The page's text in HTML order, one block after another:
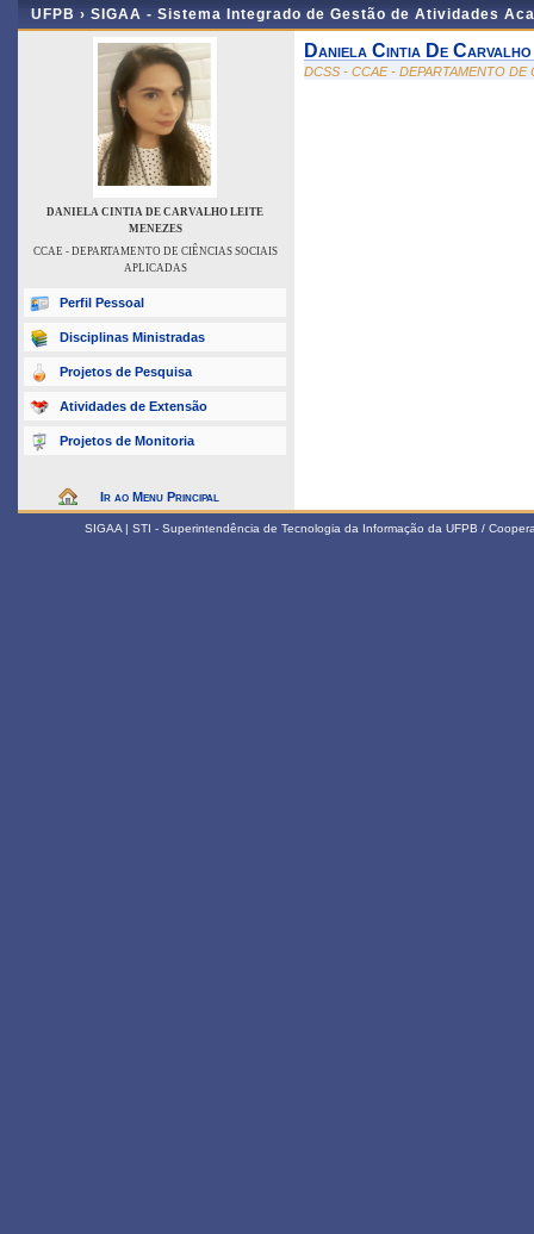
UFPB › SIGAA - Sistema Integrado de Gestão de Atividades
DANIELA CINTIA DE CARVALHO LEITE
MENEZES
CCAE - DEPARTAMENTO DE CIÊNCIAS SOCIAIS
APLICADAS
Perfil Pessoal
Disciplinas Ministradas
Projetos de Pesquisa
Atividades de Extensão
Projetos de Monitoria
Ir ao Menu Principal
Daniela Cintia De Carvalho
DCSS - CCAE - DEPARTAMENTO DE
SIGAA | STI - Superintendência de Tecnologia da Informação da UFPB /